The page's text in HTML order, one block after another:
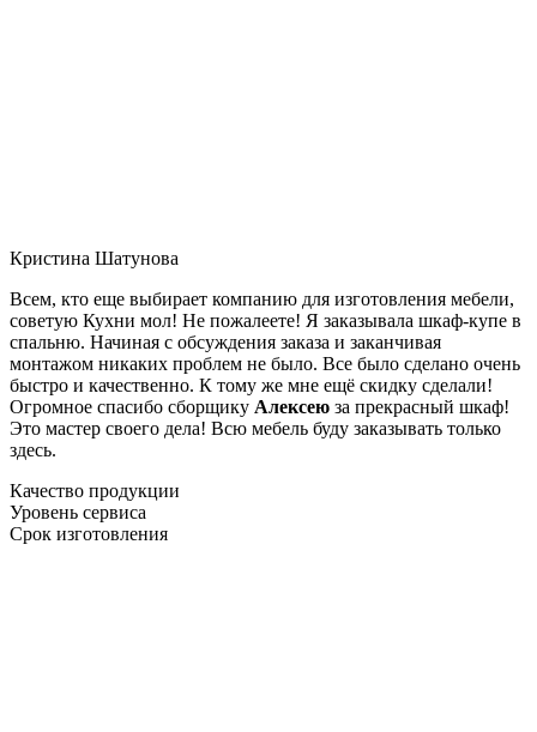
Кристина Шатунова
Всем, кто еще выбирает компанию для изготовления мебели,
советую Кухни мол! Не пожалеете! Я заказывала шкаф-купе в
спальню. Начиная с обсуждения заказа и заканчивая
монтажом никаких проблем не было. Все было сделано очень
быстро и качественно. К тому же мне ещё скидку сделали!
Огромное спасибо сборщику Алексею за прекрасный шкаф!
Это мастер своего дела! Всю мебель буду заказывать только
здесь.
Качество продукции
Уровень сервиса
Срок изготовления